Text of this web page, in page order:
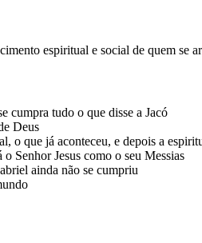
espiritual e social de quem se
cumpra tudo o que disse a Jacó
Deus
o que já aconteceu, e depois a
Senhor Jesus como o seu Messias
ainda não se cumpriu